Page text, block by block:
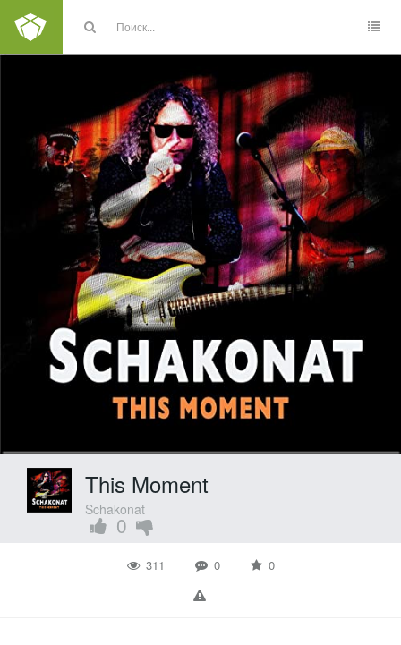
This Moment
Schakonat
0
311 0 0